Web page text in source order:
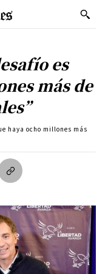
es
más de
haya ocho millones más